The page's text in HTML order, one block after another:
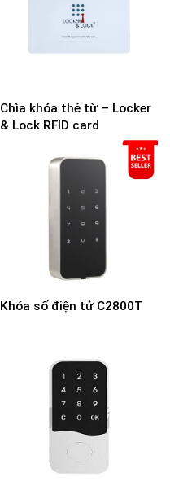
Chìa khóa thẻ từ – Locker
& Lock RFID card
Khóa số điện tử C2800T